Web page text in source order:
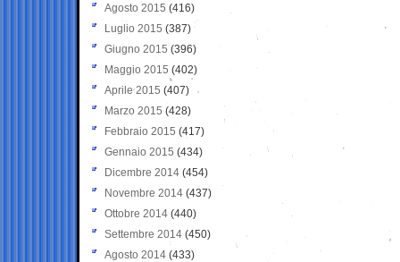
Agosto 2015 (416)
Luglio 2015 (387)
Giugno 2015 (396)
Maggio 2015 (402)
Aprile 2015 (407)
Marzo 2015 (428)
Febbraio 2015 (417)
Gennaio 2015 (434)
Dicembre 2014 (454)
Novembre 2014 (437)
Ottobre 2014 (440)
Settembre 2014 (450)
Agosto 2014 (433)